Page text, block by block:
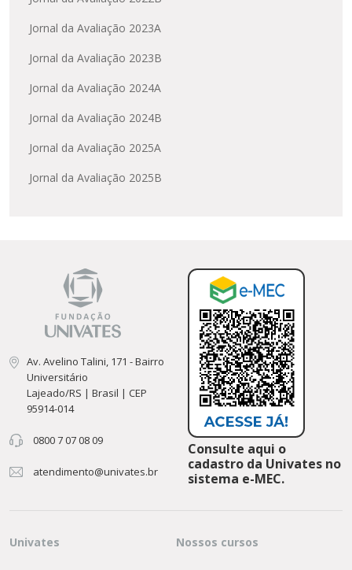
Jornal da Avaliação 2023A
Jornal da Avaliação 2023B
Jornal da Avaliação 2024A
Jornal da Avaliação 2024B
Jornal da Avaliação 2025A
Jornal da Avaliação 2025B
Av. Avelino Talini, 171 - Bairro
Universitário
Lajeado/RS | Brasil | CEP
95914-014
0800 7 07 08 09
atendimento@univates.br
Consulte aqui o
cadastro da Univates no
sistema e-MEC.
Univates Nossos cursos